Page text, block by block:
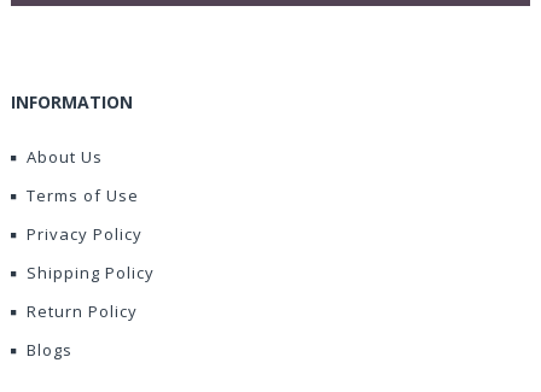
INFORMATION
About Us
Terms of Use
Privacy Policy
Shipping Policy
Return Policy
Blogs